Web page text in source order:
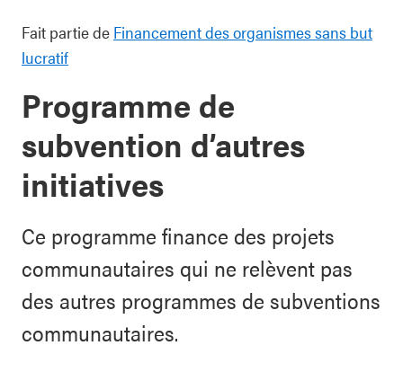
Fait partie de Financement des organismes sans but
lucratif
Programme de
subvention d’autres
initiatives
Ce programme finance des projets
communautaires qui ne relèvent pas
des autres programmes de subventions
communautaires.